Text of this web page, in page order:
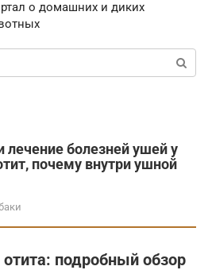
о домашних и диких
болезней ушей у
почему внутри ушной
подробный обзор